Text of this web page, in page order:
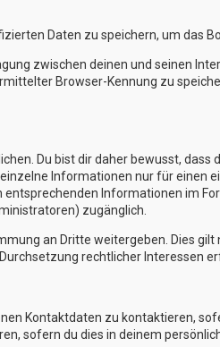
Daten zu speichern, um das
zwischen deinen und seinen
Browser-Kennung zu
Du bist dir daher bewusst,
Informationen nur für einen
Informationen im
zugänglich.
an Dritte weitergeben. Dies
rechtlicher Interessen
Kontaktdaten zu kontaktieren,
sofern du dies in deinem